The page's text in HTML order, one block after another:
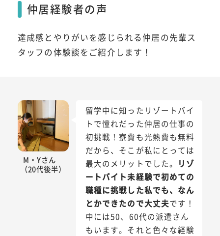
仲居経験者の声
達成感とやりがいを感じられる仲居の先輩ス
タッフの体験談をご紹介します！
M・Yさん
（20代後半）
留学中に知ったリゾートバイ
トで憧れだった仲居の仕事の
初挑戦！寮費も光熱費も無料
だから、そこが私にとっては
最大のメリットでした。
リゾ
ートバイト未経験で初めての
職種に挑戦した私でも、なん
とかできたので大丈夫です！
中には50、60代の派遣さん
もいます。それと色々な経験